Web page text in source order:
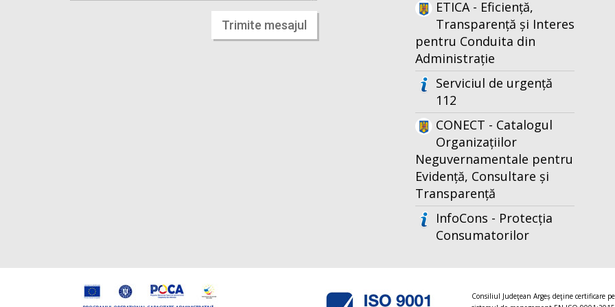
Trimite mesajul
ETICA - Eficiență,
Transparență și Interes
pentru Conduita din
Administrație
Serviciul de urgență
112
CONECT - Catalogul
Organizațiilor
Neguvernamentale pentru
Evidență, Consultare și
Transparență
InfoCons - Protecția
Consumatorilor
Consiliul Judeţean Argeș deţine certificare